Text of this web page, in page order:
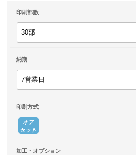
印刷部数
納期
印刷方式
オフ
セット
加工・オプション